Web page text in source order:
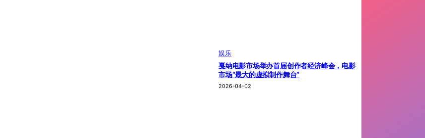
娱乐
戛纳电影市场举办首届创作者经济峰会，电影
市场“最大的虚拟制作舞台”
2026-04-02